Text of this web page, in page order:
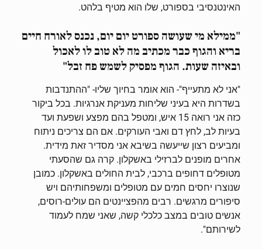
האינטנסיבי בספורט, שלו הוא מטיף בלהט.
"ממילא מי שעושה ספורט יום יום, נכנס לאורח חיים
בריא והגוף כבר מכתיב מה לא טוב לו לאכול
ובאיזה שעות. הגוף מפסיק לשמש פח זבל"
"אני לא מתעייף"- הוא אומר בחיוך שליו- "ההתנדבות
בשדרות היא בעיני שליחות מעניקת אנרגיות. בכל ביקור
כזה אני רואה 15 איש, ומטפל בהם מפצע ושפעת ועד
בעיות לב, לחץ דם ואבי העורקים. אם הם צריכים ניתוח
ומביעים רצון שייעשה בשיבא אני מסדיר זאת מידית.
אחרים מופנים לברזילי באשקלון. קרה גם שהסעתי
מטופלים דחופים ברכבי, לבית החולים באשקלון. כמובן
שנוצרו יחסים חמים עם מטופלים ומשפחותיהם ויש
סיפורים מרגשים. רבים מהפציינטים הם עולים-רוסים,
אנשים טובים במצב כלכלי קשה, שאני שמח לעמוד
לשירותם".